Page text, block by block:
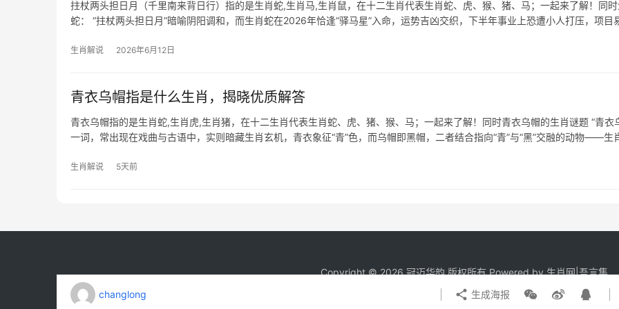
changlong 生成海报
拄杖两头担日月（千里南来背日行）指的是生肖蛇,生肖马,生肖鼠，在十二生肖代表生肖蛇、虎、猴、猪、马；一起来了解！同时
蛇： “拄杖两头担日月”暗喻阴阳调和，而生肖蛇在2026年恰逢“驿马星”入命，运势吉凶交织，下半年事业上恐遭小人打压，项目
生肖解说 2026年6月12日
青衣乌帽指是什么生肖，揭晓优质解答
青衣乌帽指的是生肖蛇,生肖虎,生肖猪，在十二生肖代表生肖蛇、虎、猪、猴、马；一起来了解！同时青衣乌帽的生肖谜题 “青衣
一词，常出现在戏曲与古语中，实则暗藏生肖玄机，青衣象征“青”色，而乌帽即黑帽，二者结合指向“青”与“黑”交融的动物——生
生肖解说 5天前
Copyright © 2026 冠迈华韵 版权所有 Powered by生肖网|吾言集